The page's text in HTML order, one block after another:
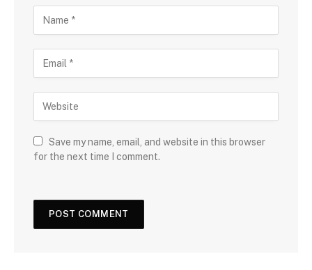
Save my name, email, and website in this browser
for the next time I comment.